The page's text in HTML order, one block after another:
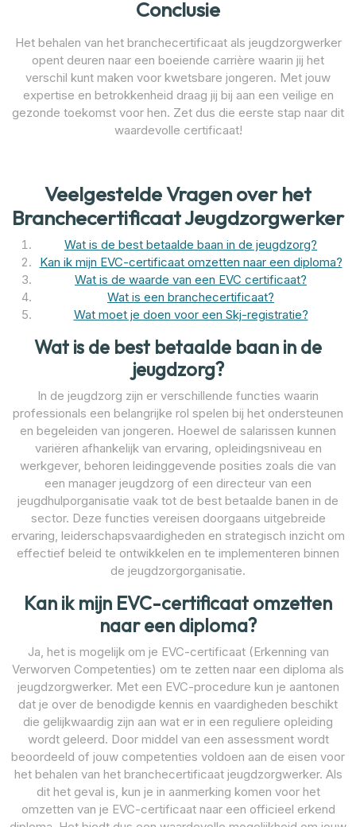
Conclusie
Het behalen van het branchecertificaat als jeugdzorgwerker
opent deuren naar een boeiende carrière waarin jij het
verschil kunt maken voor kwetsbare jongeren. Met jouw
expertise en betrokkenheid draag jij bij aan een veilige en
gezonde toekomst voor hen. Zet dus die eerste stap naar dit
waardevolle certificaat!
Veelgestelde Vragen over het
Branchecertificaat Jeugdzorgwerker
Wat is de best betaalde baan in de jeugdzorg?
Kan ik mijn EVC-certificaat omzetten naar een diploma?
Wat is de waarde van een EVC certificaat?
Wat is een branchecertificaat?
Wat moet je doen voor een Skj-registratie?
Wat is de best betaalde baan in de
jeugdzorg?
In de jeugdzorg zijn er verschillende functies waarin
professionals een belangrijke rol spelen bij het ondersteunen
en begeleiden van jongeren. Hoewel de salarissen kunnen
variëren afhankelijk van ervaring, opleidingsniveau en
werkgever, behoren leidinggevende posities zoals die van
een manager jeugdzorg of een directeur van een
jeugdhulporganisatie vaak tot de best betaalde banen in de
sector. Deze functies vereisen doorgaans uitgebreide
ervaring, leiderschapsvaardigheden en strategisch inzicht om
effectief beleid te ontwikkelen en te implementeren binnen
de jeugdzorgorganisatie.
Kan ik mijn EVC-certificaat omzetten
naar een diploma?
Ja, het is mogelijk om je EVC-certificaat (Erkenning van
Verworven Competenties) om te zetten naar een diploma als
jeugdzorgwerker. Met een EVC-procedure kun je aantonen
dat je over de benodigde kennis en vaardigheden beschikt
die gelijkwaardig zijn aan wat er in een reguliere opleiding
wordt geleerd. Door middel van een assessment wordt
beoordeeld of jouw competenties voldoen aan de eisen voor
het behalen van het branchecertificaat jeugdzorgwerker. Als
dit het geval is, kun je in aanmerking komen voor het
omzetten van je EVC-certificaat naar een officieel erkend